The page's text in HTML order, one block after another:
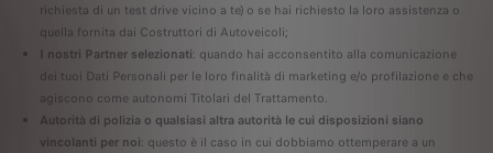
richiesta di un test drive vicino a te) o se hai richiesto la loro assistenza o
quella fornita dai Costruttori di Autoveicoli;
I nostri Partner selezionati: quando hai acconsentito alla comunicazione
dei tuoi Dati Personali per le loro finalità di marketing e/o profilazione e che
agiscono come autonomi Titolari del Trattamento.
Autorità di polizia o qualsiasi altra autorità le cui disposizioni siano
vincolanti per noi: questo è il caso in cui dobbiamo ottemperare a un